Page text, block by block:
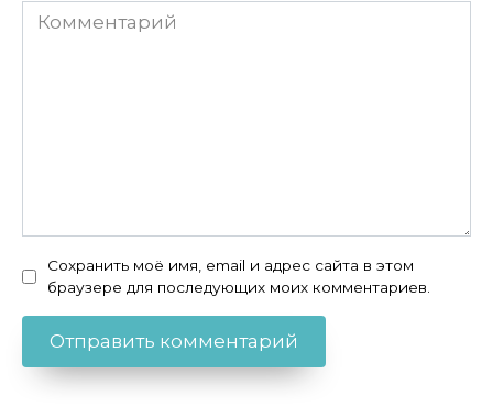
Комментарий
Сохранить моё имя, email и адрес сайта в этом
браузере для последующих моих комментариев.